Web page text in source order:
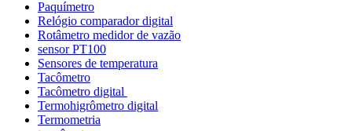
Paquímetro
Relógio comparador digital
Rotâmetro medidor de vazão
sensor PT100
Sensores de temperatura
Tacômetro
Tacômetro digital
Termohigrômetro digital
Termometria